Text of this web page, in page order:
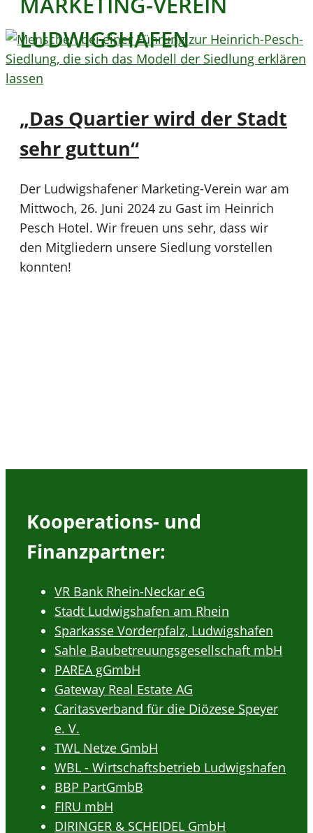
LUDWIGSHAFEN
„Das Quartier wird der Stadt
sehr guttun“
Der Ludwigshafener Marketing-Verein war am
Mittwoch, 26. Juni 2024 zu Gast im Heinrich
Pesch Hotel. Wir freuen uns sehr, dass wir
den Mitgliedern unsere Siedlung vorstellen
konnten!
Kooperations- und
Finanzpartner:
VR Bank Rhein-Neckar eG
Stadt Ludwigshafen am Rhein
Sparkasse Vorderpfalz, Ludwigshafen
Sahle Baubetreuungsgesellschaft mbH
PAREA gGmbH
Gateway Real Estate AG
Caritasverband für die Diözese Speyer
e. V.
TWL Netze GmbH
WBL - Wirtschaftsbetrieb Ludwigshafen
BBP PartGmbB
FIRU mbH
DIRINGER & SCHEIDEL GmbH